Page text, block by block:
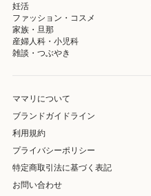
妊活
ファッション・コスメ
家族・旦那
産婦人科・小児科
雑談・つぶやき
ママリについて
ブランドガイドライン
利用規約
プライバシーポリシー
特定商取引法に基づく表記
お問い合わせ